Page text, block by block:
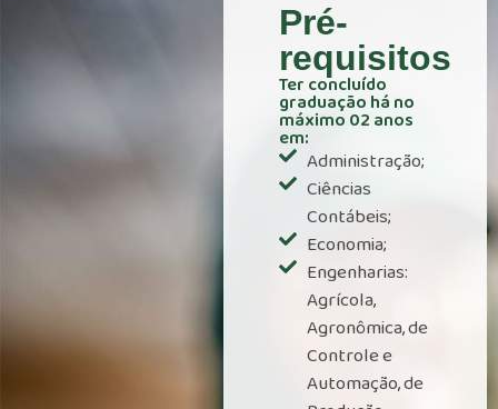
Pré-
requisitos
Ter concluído
graduação há no
máximo 02 anos
em:
Administração;
Ciências
Contábeis;
Economia;
Engenharias:
Agrícola,
Agronômica, de
Controle e
Automação, de